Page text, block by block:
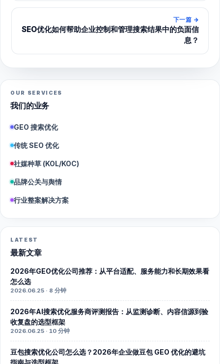
下一篇 →
SEO优化如何帮助企业控制和管理搜索结果中的负面信
息？
OUR SERVICES
我们的业务
GEO 搜索优化
传统 SEO 优化
社媒种草 (KOL/KOC)
品牌公关与舆情
行业整案解决方案
LATEST
最新文章
2026年GEO优化公司推荐：从平台适配、服务能力和长期效果看
怎么选
2026.06.25 · 8 分钟
2026年AI搜索优化服务商评测报告：从监测诊断、内容信源到验
收复盘的选型框架
2026.06.25 · 10 分钟
豆包搜索优化公司怎么选？2026年企业做豆包 GEO 优化的避坑